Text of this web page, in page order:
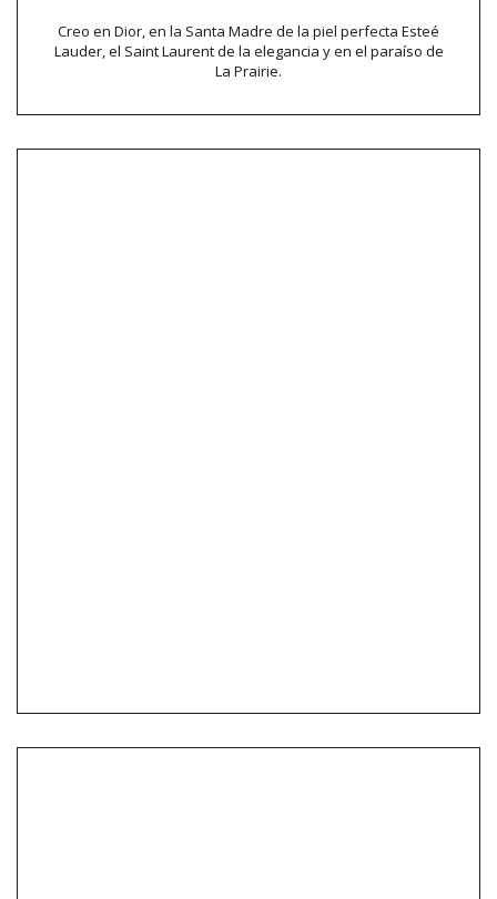
Creo en Dior, en la Santa Madre de la piel perfecta Esteé
Lauder, el Saint Laurent de la elegancia y en el paraíso de
La Prairie.